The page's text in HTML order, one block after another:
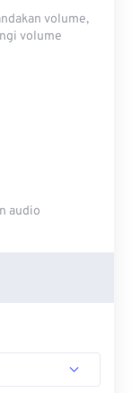
volume,
volume
audio